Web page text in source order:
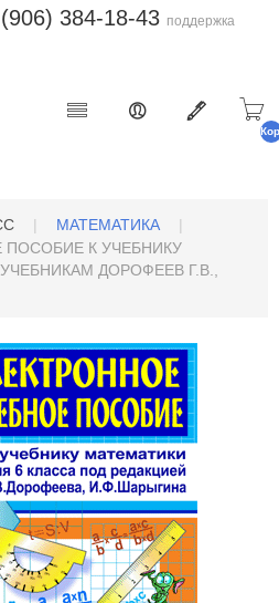
384-18-43 поддержка
| МАТЕМАТИКА
|
К УЧЕБНИКУ
ДОРОФЕЕВ Г.В.,